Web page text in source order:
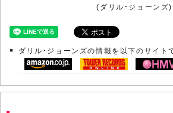
(ダリル・ジョーンズ)
ダリル・ジョーンズの情報を以下のサイト